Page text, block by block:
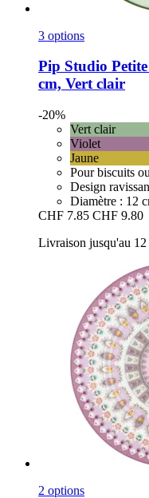
3 options
Pip Studio
cm, Vert clair
-20%
Vert clair
Violet
Jaune
Pour biscuits
Design
Diamètre : 12
CHF 7.85 CHF 9.80
Livraison jusqu'au 12
2 options